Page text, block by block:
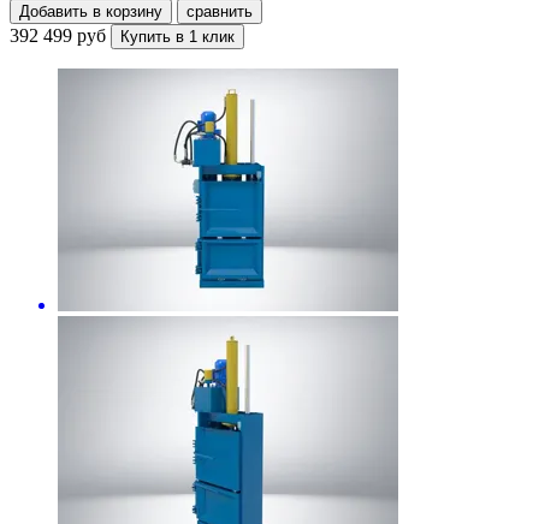
Добавить в корзину сравнить
392 499 руб Купить в 1 клик